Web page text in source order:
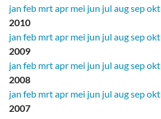
jan feb mrtapr mei jun jul augsepokt
2010
jan feb mrtapr mei jun jul augsepokt
2009
jan feb mrtapr mei jun jul augsepokt
2008
jan feb mrtapr mei jun jul augsepokt
2007